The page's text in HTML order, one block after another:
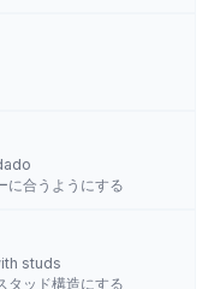
に合うようにする
studs
タッド構造にする